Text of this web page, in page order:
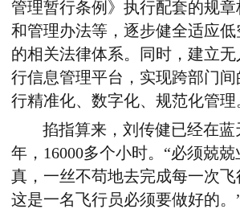
管理暂行条例》执行配套的规
和管理办法等，逐步健全适应
的相关法律体系。同时，建立
行信息管理平台，实现跨部门
行精准化、数字化、规范化管理
掐指算来，刘传健已经在蓝
年，16000多个小时。“必须兢
真，一丝不苟地去完成每一次
这是一名飞行员必须要做好的。